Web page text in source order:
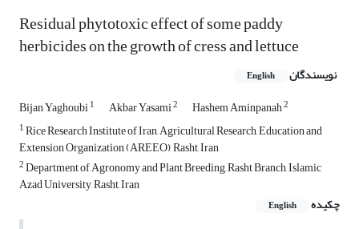
Residual phytotoxic effect of some paddy
herbicides on the growth of cress and lettuce
نویسندگان English
Bijan Yaghoubi1 Akbar Yasami2 Hashem Aminpanah2
1Rice Research Institute of Iran, Agricultural Research, Education and
Extension Organization (AREEO), Rasht, Iran
2Department of Agronomy and Plant Breeding, Rasht Branch, Islamic
Azad University, Rasht, Iran
چکیده
English